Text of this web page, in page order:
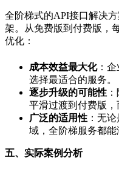
全阶梯式的API接口解决
架。从免费版到付费版，
优化：
成本效益最大化：企
选择最适合的服务。
逐步升级的可能性
平滑过渡到付费版，
广泛的适用性 ：无
域，全阶梯服务都能
五、实际案例分析